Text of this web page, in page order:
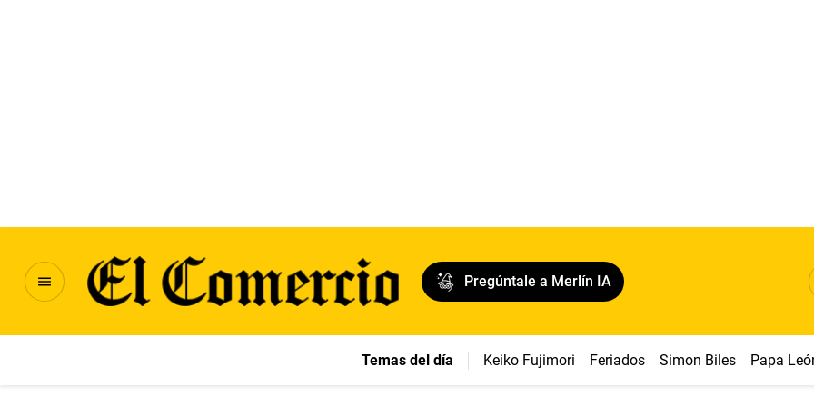
Pregúntale a Merlín IA
Temas del día Keiko Fujimori Feriados Simon Biles Papa